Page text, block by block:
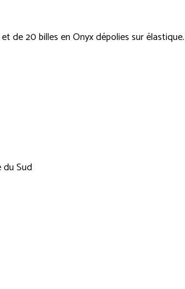
de 20 billes en Onyx dépolies sur élastique.
du Sud